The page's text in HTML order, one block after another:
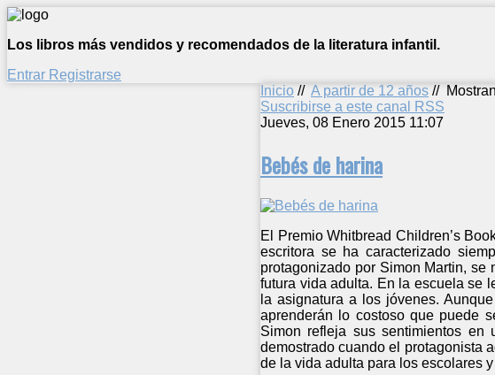
Los libros más vendidos y recomendados de la literatura infantil.
Entrar Registrarse
Inicio // A partir de 12 años //
Suscribirse a este canal RSS
Jueves, 08 Enero 2015 11:07
Bebés de harina
El Premio Whitbread Children’s
escritora se ha caracterizado
protagonizado por Simon Martin,
futura vida adulta. En la escuela se
la asignatura a los jóvenes.
aprenderán lo costoso que puede
Simon refleja sus sentimientos
demostrado cuando el protagonista
de la vida adulta para los escolares